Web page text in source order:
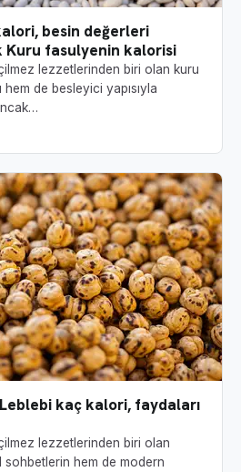
besin değerleri
Kuru fasulyenin kalorisi
lezzetlerinden biri olan kuru
de besleyici yapısıyla
kaç kalori, faydaları
lezzetlerinden biri olan
sohbetlerin hem de modern